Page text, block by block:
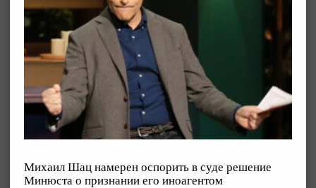
Михаил Шац намерен оспорить в суде решение
Минюста о признании его иноагентом